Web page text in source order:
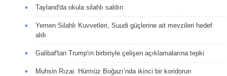
Tayland'da okula silahlı saldırı
Yemen Silahlı Kuvvetleri, Suudi güçlerine ait mevzileri hedef
aldı
Galibaf'tan Trump'ın birbiriyle çelişen açıklamalarına tepki
Muhsin Rızai: Hürmüz Boğazı’nda ikinci bir koridorun